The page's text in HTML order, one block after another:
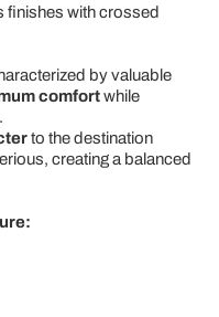
finishes with crossed
by valuable
comfortwhile
to the destination
creating a balanced